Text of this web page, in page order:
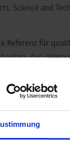
Science and
Referenz für
den
und